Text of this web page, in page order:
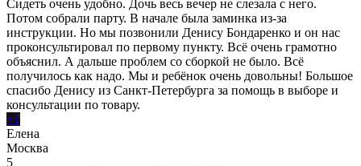
Сидеть очень удобно. Дочь весь вечер не слезала с него.
Потом собрали парту. В начале была заминка из-за
инструкции. Но мы позвонили Денису Бондаренко и он нас
проконсультировал по первому пункту. Всë очень грамотно
объяснил. А дальше проблем со сборкой не было. Всё
получилось как надо. Мы и ребëнок очень довольны! Большое
спасибо Денису из Санкт-Петербурга за помощь в выборе и
консультации по товару.
+1
Елена
Москва
5